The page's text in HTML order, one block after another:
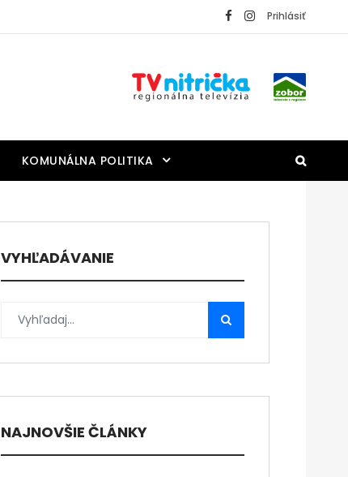
Prihlásiť
KOMUNÁLNA POLITIKA
VYHĽADÁVANIE
NAJNOVŠIE ČLÁNKY